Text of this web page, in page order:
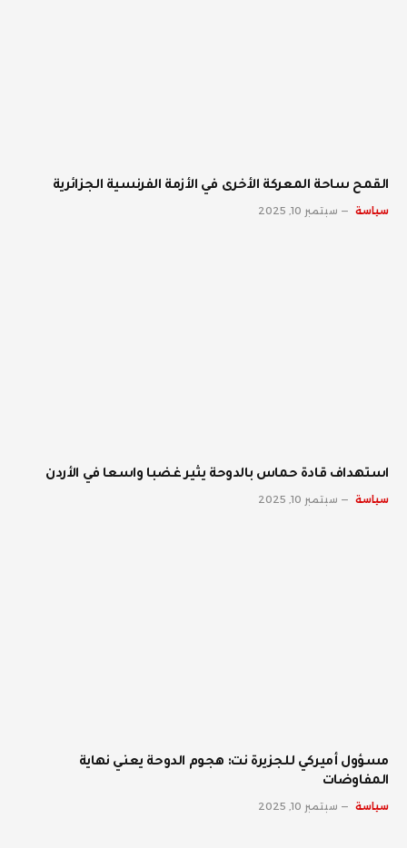
القمح ساحة المعركة الأخرى في الأزمة الفرنسية الجزائرية
سياسة سبتمبر 10, 2025
استهداف قادة حماس بالدوحة يثير غضبا واسعا في الأردن
سياسة سبتمبر 10, 2025
مسؤول أميركي للجزيرة نت: هجوم الدوحة يعني نهاية
المفاوضات
سياسة سبتمبر 10, 2025